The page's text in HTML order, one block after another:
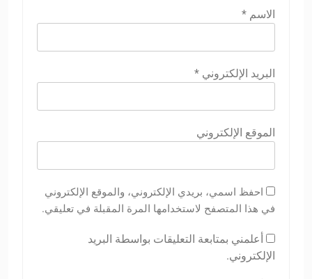
الاسم *
البريد الإلكتروني *
الموقع الإلكتروني
احفظ اسمي، بريدي الإلكتروني، والموقع الإلكتروني
في هذا المتصفح لاستخدامها المرة المقبلة في تعليقي.
أعلمني بمتابعة التعليقات بواسطة البريد
الإلكتروني.